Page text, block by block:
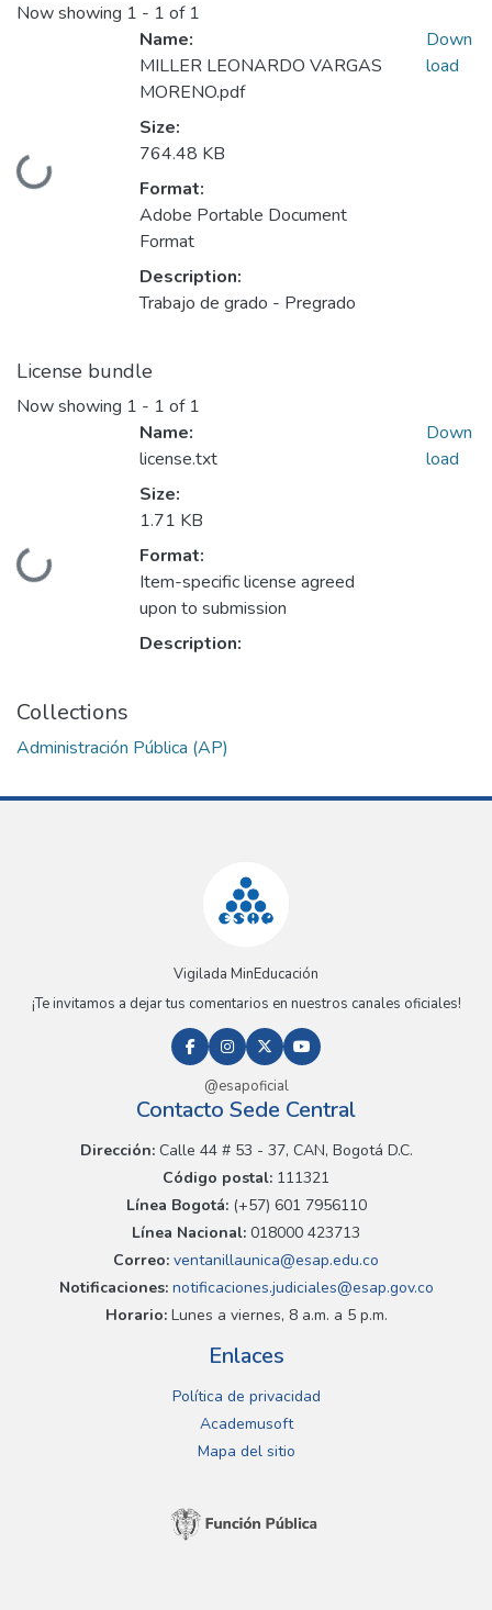
Now showing 1 - 1 of 1
Loading...
Name:
MILLER LEONARDO VARGAS
MORENO.pdf
Size:
764.48 KB
Format:
Adobe Portable Document
Format
Description:
Trabajo de grado - Pregrado
Down
load
License bundle
Now showing 1 - 1 of 1
Loading...
Name:
license.txt
Size:
1.71 KB
Format:
Item-specific license agreed
upon to submission
Description:
Down
load
Collections
Administración Pública (AP)
Vigilada MinEducación
¡Te invitamos a dejar tus comentarios en nuestros canales oficiales!
@esapoficial
Contacto Sede Central
Dirección:Calle 44 # 53 - 37, CAN, Bogotá D.C.
Código postal: 111321
Línea Bogotá:(+57) 601 7956110
Línea Nacional: 018000 423713
Correo: ventanillaunica@esap.edu.co
Notificaciones:notificaciones.judiciales@esap.gov.co
Horario:Lunes a viernes, 8 a.m. a 5 p.m.
Enlaces
Política de privacidad
Academusoft
Mapa del sitio